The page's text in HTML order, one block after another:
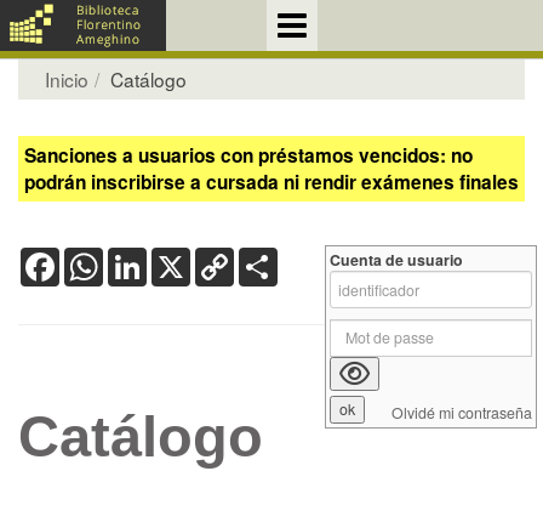
Inicio Catálogo
Sanciones a usuarios con préstamos vencidos: no
podrán inscribirse a cursada ni rendir exámenes finales
FacebookWhatsApp
LinkedIn
X Copy
Link
Catálogo
Cuenta de usuario
Olvidé mi contraseña